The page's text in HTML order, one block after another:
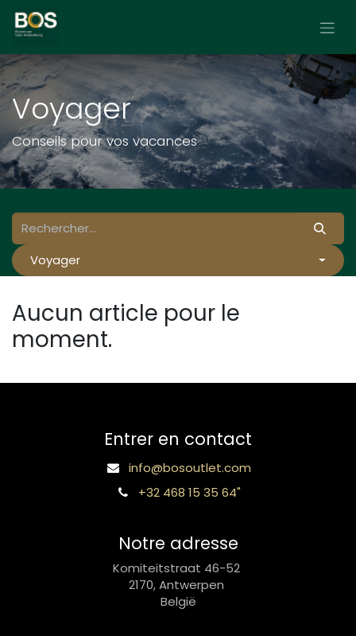
Se rendre au contenu
Voyager
Conseils pour vos vacances
Voyager
Aucun article pour le
moment.
Entrer en contact
info@bosoutlet.com
+32 468 15 35 64"
Notre adresse
Komiteitstraat 46-52
2170, Antwerpen
België